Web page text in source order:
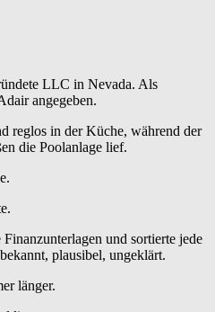
LLC in Nevada. Als
angegeben.
reglos in der Küche, während der
die Poolanlage lief.
und sortierte jede
plausibel, ungeklärt.
länger.